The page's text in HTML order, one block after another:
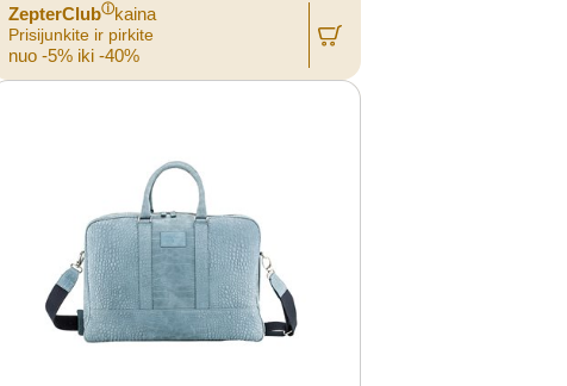
ZepterClubⓘkaina
Prisijunkite ir pirkite
nuo -5% iki -40%